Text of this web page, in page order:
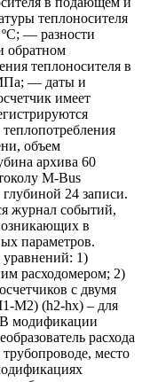
теплоносителя
— разности
обратном
теплоносителя в
— даты и
имеет
объем
архива 60
M-Bus
24 записи.
журнал событий,
в
параметров.
уравнений: 1)
расходомером; 2)
с двумя
M2) (h2-hx) – для
В модификации
расхода
место